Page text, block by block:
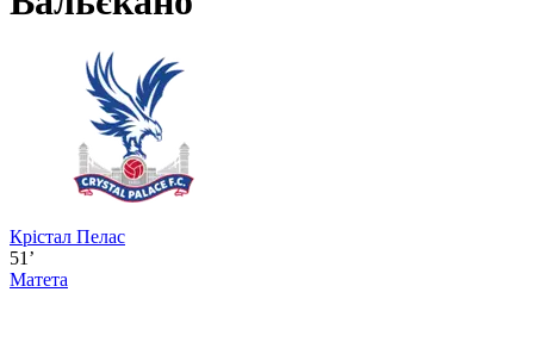
Крістал Пелас
51’
Матета